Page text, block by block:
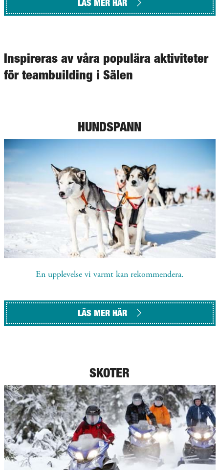
LÄS MER HÄR
Inspireras av våra populära aktiviteter
för teambuilding i Sälen
HUNDSPANN
En upplevelse vi varmt kan rekommendera.
LÄS MER HÄR
SKOTER